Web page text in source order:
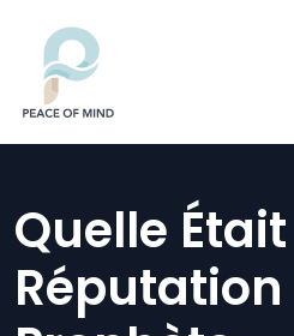
Quelle Était
Réputation